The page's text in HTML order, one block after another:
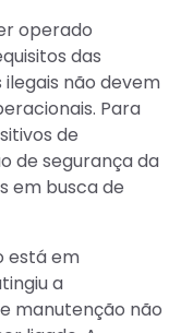
operado
das
não devem
Para
de
de segurança da
em busca de
está em
a
manutenção não